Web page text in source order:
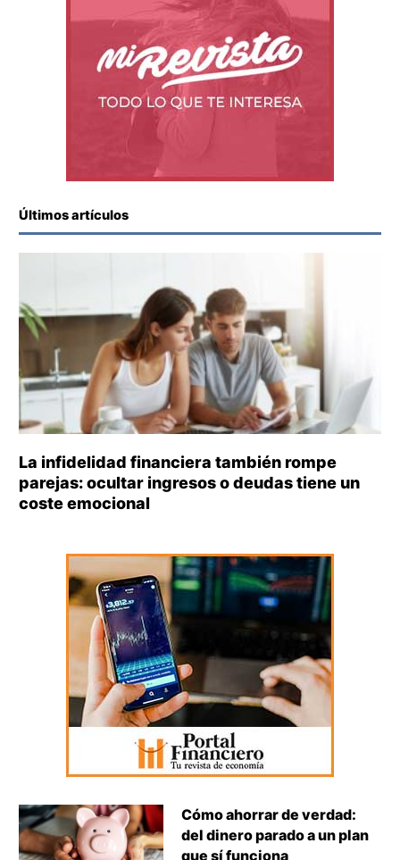
Últimos artículos
La infidelidad financiera también rompe
parejas: ocultar ingresos o deudas tiene un
coste emocional
Cómo ahorrar de verdad:
del dinero parado a un plan
que sí funciona